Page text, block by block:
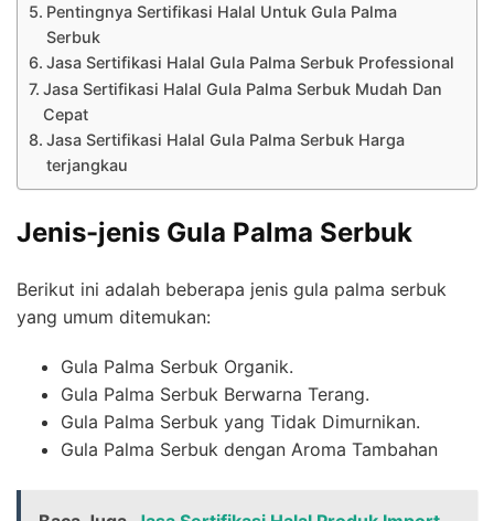
Pentingnya Sertifikasi Halal Untuk Gula Palma
Serbuk
Jasa Sertifikasi Halal Gula Palma Serbuk Professional
Jasa Sertifikasi Halal Gula Palma Serbuk Mudah Dan
Cepat
Jasa Sertifikasi Halal Gula Palma Serbuk Harga
terjangkau
Jenis-jenis Gula Palma Serbuk
Berikut ini adalah beberapa jenis gula palma serbuk
yang umum ditemukan:
Gula Palma Serbuk Organik.
Gula Palma Serbuk Berwarna Terang.
Gula Palma Serbuk yang Tidak Dimurnikan.
Gula Palma Serbuk dengan Aroma Tambahan